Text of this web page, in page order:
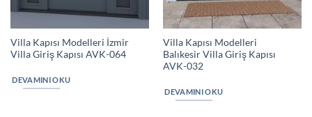
Villa Kapısı Modelleri İzmir
Villa Giriş Kapısı AVK-064
DEVAMINI OKU
Villa Kapısı Modelleri
Balıkesir Villa Giriş Kapısı
AVK-032
DEVAMINI OKU